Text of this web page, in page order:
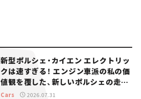
新型ポルシェ・カイエン エレクトリッ
クは速すぎる！ エンジン車派の私の価
値観を覆した、新しいポルシェの走
り。
Cars 2026.07.31